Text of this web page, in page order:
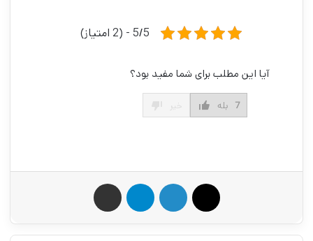
5/5 - (2 امتیاز)
آیا این مطلب برای شما مفید بود؟
بله 7
لینکدین تلگرام